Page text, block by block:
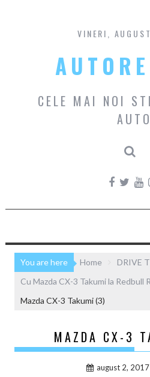
VINERI,
CELE MAI NOI
AUTO
You are here Home
DRIVE
Cu Mazda CX-3 Takumi la Redbull
Mazda CX-3 Takumi (3)
MAZDA CX-3
august 2, 2017